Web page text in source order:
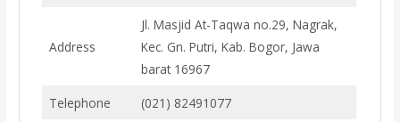
Address
Jl. Masjid At-Taqwa no.29, Nagrak,
Kec. Gn. Putri, Kab. Bogor, Jawa
barat 16967
Telephone
(021) 82491077